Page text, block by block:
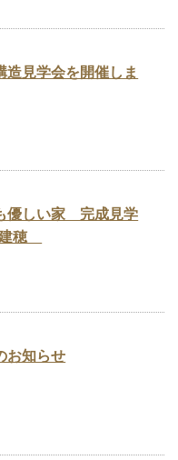
見学会を開催しま
優しい家 完成見学
穂
お知らせ